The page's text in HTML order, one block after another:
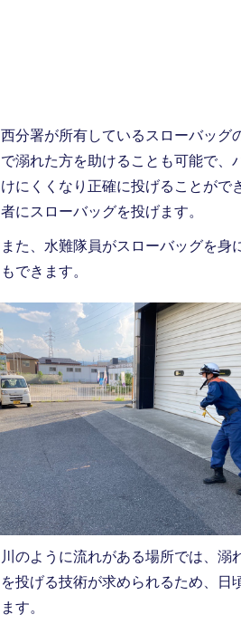
西分署が所有しているスローバッグ
で溺れた方を助けることも可能で、
けにくくなり正確に投げることがで
者にスローバッグを投げます。
また、水難隊員がスローバッグを
もできます。
川のように流れがある場所では、
を投げる技術が求められるため、
ます。